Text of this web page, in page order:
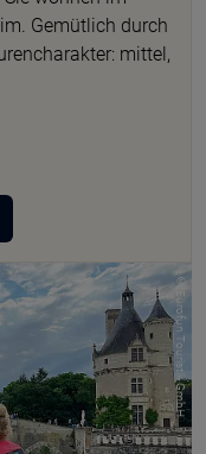
Gemütlich durch
mittel,
© Eurofun Touristik GmbH